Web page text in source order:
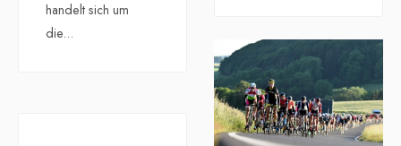
handelt sich um
die...